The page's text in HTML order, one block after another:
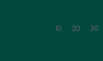
10
20 30